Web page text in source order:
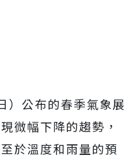
）公布的春季氣象展
微幅下降的趨勢，
於溫度和雨量的預